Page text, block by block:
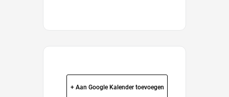
+ Aan Google Kalender toevoegen